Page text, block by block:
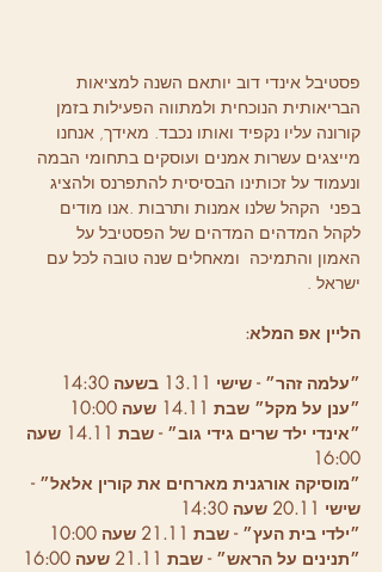
פסטיבל אינדי דוב יותאם השנה למציאות
הבריאותית הנוכחית ולמתווה הפעילות בזמן
קורונה עליו נקפיד ואותו נכבד. מאידך, אנחנו
מייצגים עשרות אמנים ועוסקים בתחומי הבמה
ונעמוד על זכותינו הבסיסית להתפרנס ולהציג
בפני  הקהל שלנו אמנות ותרבות .אנו מודים
לקהל המדהים המדהים של הפסטיבל על
האמון והתמיכה  ומאחלים שנה טובה לכל עם
ישראל .
הליין אפ המלא:
״עלמה זהר״ - שישי 13.11 בשעה 14:30
״ענן על מקל״ שבת 14.11 שעה 10:00
״אינדי ילד שרים גידי גוב״ - שבת 14.11 שעה
16:00
״מוסיקה אורגנית מארחים את קורין אלאל״ -
שישי 20.11 שעה 14:30
״ילדי בית העץ״ - שבת 21.11 שעה 10:00
״תנינים על הראש״ - שבת 21.11 שעה 16:00